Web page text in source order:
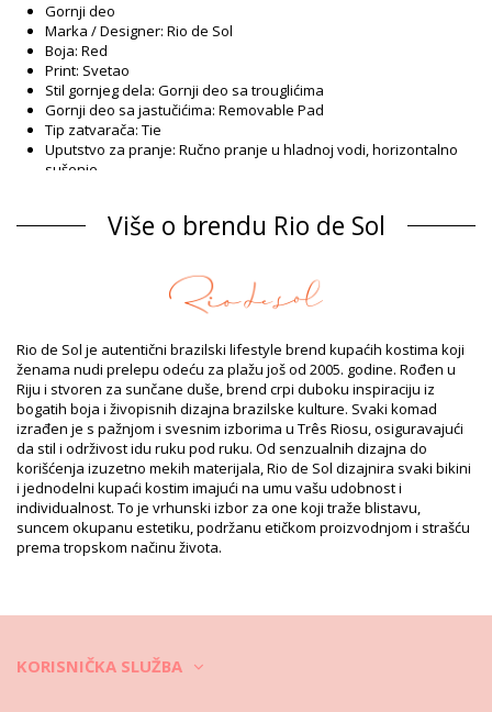
Gornji deo
Marka / Designer: Rio de Sol
Boja: Red
Print: Svetao
Stil gornjeg dela: Gornji deo sa trouglićima
Gornji deo sa jastučićima: Removable Pad
Tip zatvarača: Tie
Uputstvo za pranje: Ručno pranje u hladnoj vodi, horizontalno
sušenje
Gornji deo Red Rio de Sol SPRING
Sastav
Sastav: 84% Biodegradable Nylon (AMNI SOUL ECO), 16%
Spandex (LYCRA) - OEKO-TEX - Chlorine Resistant
Postava: 84% Biodegradable Nylon (AMNI SOUL ECO), 16%
Spandex (LYCRA) - OEKO-TEX - Chlorine Resistant
UV zaštita: UPF 50+
Informacije o proizvodu
Odsek: Zensko, Gornji deo
Pakovanje uključuje: 1 x Gornji deo (Drugi pribor koji nije
uključen)
HS CODE: 6112.41.0010
SKU: 1981125763
EAN: XS (7899810420954), S (7899810420961), M (7899810420855),
L (7899810420848), XL (7899810420732)
Retuširane fotografije
Uputstva za pranje i negu
Uputstva za negu za: Rio de Sol Top Shimmer-Desejo
Više o brendu Rio de Sol
Rio de Sol je autentični brazilski lifestyle brend kupaćih kostima koji
ženama nudi prelepu odeću za plažu još od 2005. godine. Rođen u
Riju i stvoren za sunčane duše, brend crpi duboku inspiraciju iz
bogatih boja i živopisnih dizajna brazilske kulture. Svaki komad
izrađen je s pažnjom i svesnim izborima u Três Riosu, osiguravajući
da stil i održivost idu ruku pod ruku. Od senzualnih dizajna do
korišćenja izuzetno mekih materijala, Rio de Sol dizajnira svaki bikini
i jednodelni kupaći kostim imajući na umu vašu udobnost i
individualnost. To je vrhunski izbor za one koji traže blistavu,
suncem okupanu estetiku, podržanu etičkom proizvodnjom i strašću
prema tropskom načinu života.
KORISNIČKA SLUŽBA